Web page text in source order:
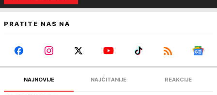
PRATITE NAS NA
NAJNOVIJE NAJČITANIJE REAKCIJE